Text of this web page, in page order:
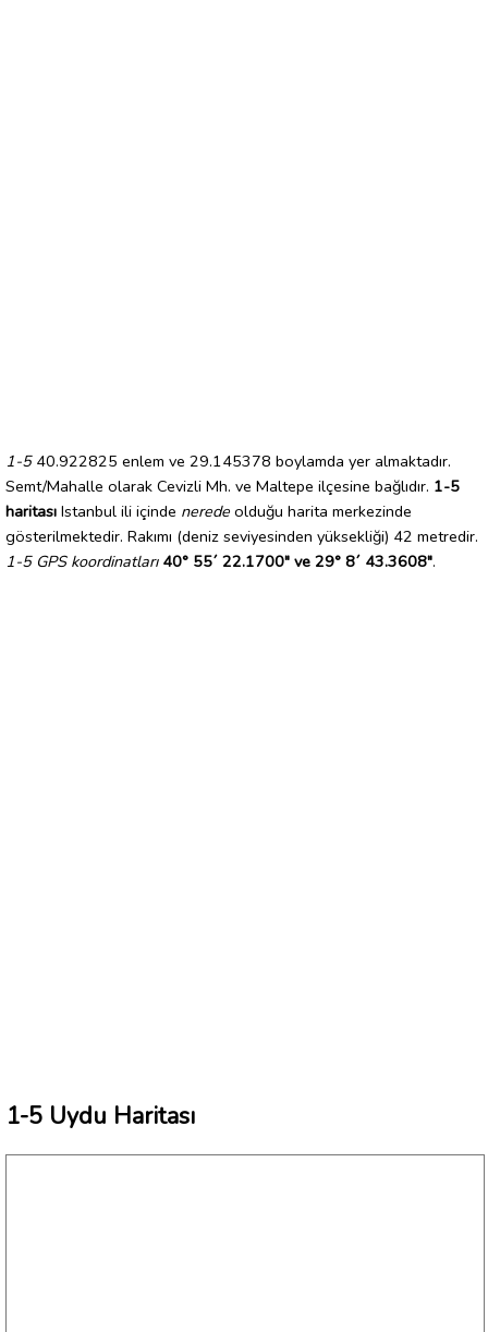
1-540.922825 enlem ve 29.145378 boylamda yer almaktadır.
Semt/Mahalle olarak Cevizli Mh. ve Maltepe ilçesine bağlıdır. 1-5
haritası Istanbul ili içinde nerede olduğu harita merkezinde
gösterilmektedir. Rakımı (deniz seviyesinden yüksekliği) 42 metredir.
1-5 GPS koordinatları 40° 55´ 22.1700" ve 29° 8´ 43.3608".
1-5 Uydu Haritası